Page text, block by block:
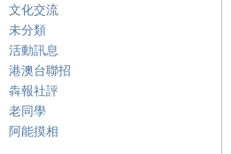
文化交流
未分類
活動訊息
港澳台聯招
犇報社評
老同學
阿能摸相